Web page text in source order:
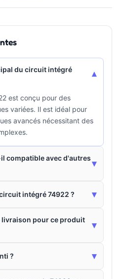
du circuit intégré
▾
est conçu pour des
variées. Il est idéal pour
avancés nécessitant des
compatible avec d'autres
▾
intégré 74922 ? ▾
livraison pour ce produit
▾
? ▾